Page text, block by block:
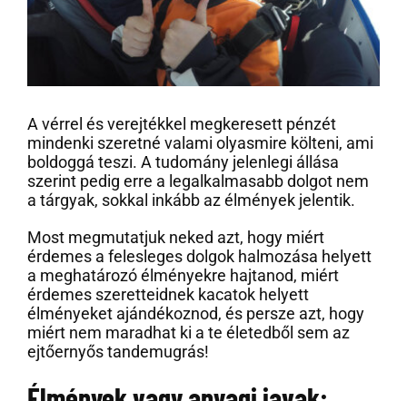
A vérrel és verejtékkel megkeresett pénzét
mindenki szeretné valami olyasmire költeni, ami
boldoggá teszi. A tudomány jelenlegi állása
szerint pedig erre a legalkalmasabb dolgot nem
a tárgyak, sokkal inkább az élmények jelentik.
Most megmutatjuk neked azt, hogy miért
érdemes a felesleges dolgok halmozása helyett
a meghatározó élményekre hajtanod, miért
érdemes szeretteidnek kacatok helyett
élményeket ajándékoznod, és persze azt, hogy
miért nem maradhat ki a te életedből sem az
ejtőernyős tandemugrás!